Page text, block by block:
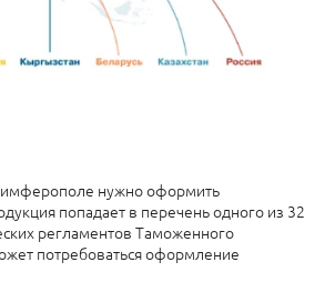
нужно оформить
попадает в перечень одного из 32
регламентов Таможенного
потребоваться оформление